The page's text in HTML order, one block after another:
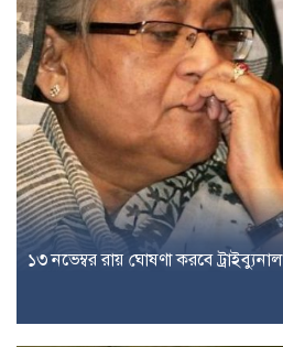
১৩ নভেম্বর রায় ঘোষণা করবে ট্রাইব্যুনাল